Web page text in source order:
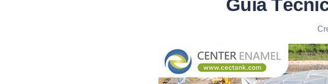
Guía